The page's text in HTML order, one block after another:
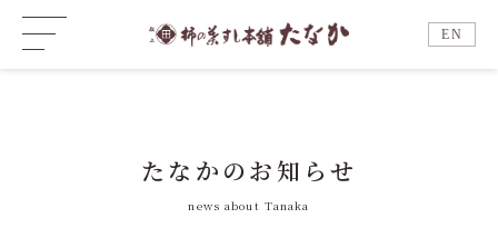
EN
たなかのお知らせ
news about Tanaka